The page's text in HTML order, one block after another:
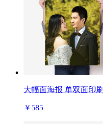
大幅面海报 单双面印刷
￥585